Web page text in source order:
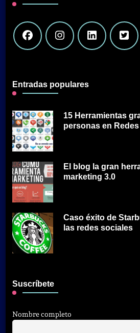
Entradas populares
15 Herramientas
personas en
El blog la gran
marketing 3.0
Caso éxito de
las redes sociales
Suscríbete
Nombre completo